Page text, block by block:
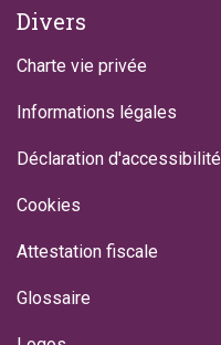
Divers
Charte vie privée
Informations légales
Déclaration d'accessibilité
Cookies
Attestation fiscale
Glossaire